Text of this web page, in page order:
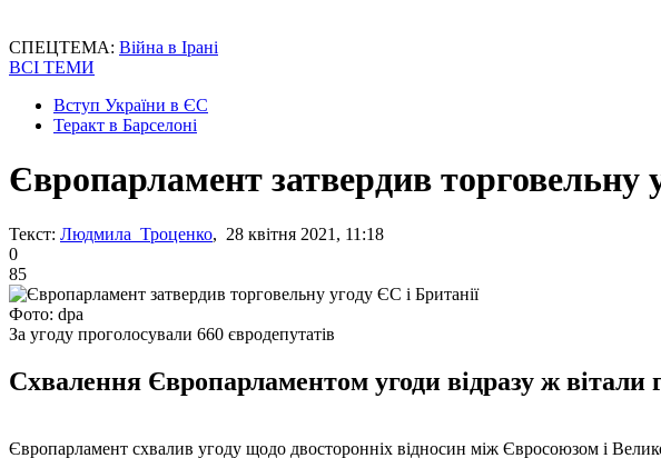
СПЕЦТЕМА: Війна в Ірані
ВСІ ТЕМИ
Вступ України в ЄС
Теракт в Барселоні
Європарламент затвердив торговельну
Текст: Людмила Троценко, 28 квітня 2021, 11:18
0
85
Фото: dpa
За угоду проголосували 660 євродепутатів
Схвалення Європарламентом угоди відразу ж
Європарламент схвалив угоду щодо двосторонніх відносин між Євросоюзом і